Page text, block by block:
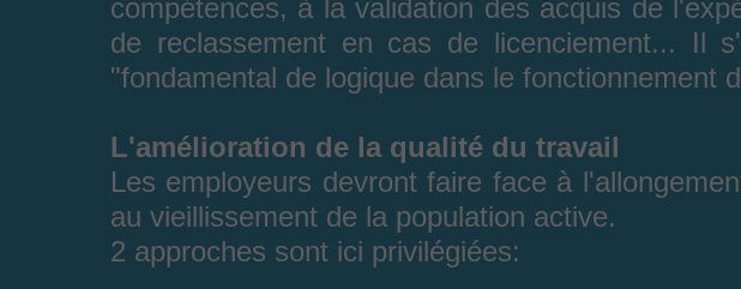
compétences, à la validation des acquis de
de reclassement en cas de licenciement... Il
"fondamental de logique dans le fonctionnement
L'amélioration de la qualité du travail
Les employeurs devront faire face à
au vieillissement de la population active.
2 approches sont ici privilégiées: